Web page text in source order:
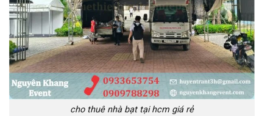
cho thuê nhà bạt tại hcm giá rẻ